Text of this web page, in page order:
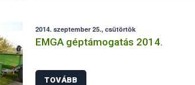
2014. szeptember 25., csütörtök
EMGA géptámogatás 2014.
TOVÁBB